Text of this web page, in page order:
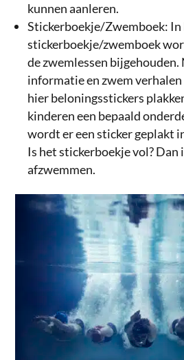
kunnen aanleren.
Stickerboekje/Zwemboek: In
stickerboekje/zwemboek
de zwemlessen bijgehouden.
informatie en zwem
hier beloningsstickers
kinderen een bepaald
wordt er een sticker geplakt
Is het stickerboekje vol?
afzwemmen.